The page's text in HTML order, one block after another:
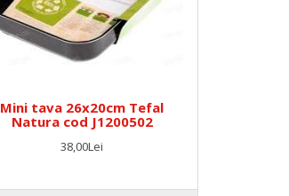
Mini tava 26x20cm Tefal
Natura cod J1200502
38,00Lei